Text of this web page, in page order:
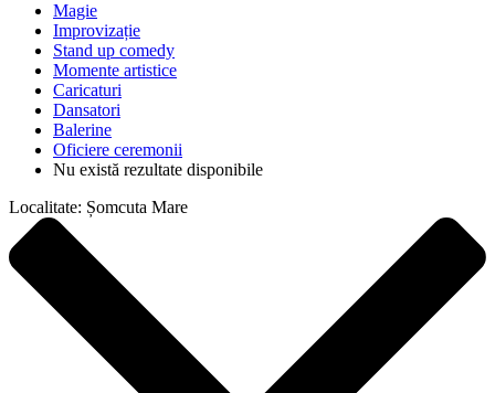
Magie
Improvizație
Stand up comedy
Momente artistice
Caricaturi
Dansatori
Balerine
Oficiere ceremonii
Nu există rezultate disponibile
Localitate: Șomcuta Mare